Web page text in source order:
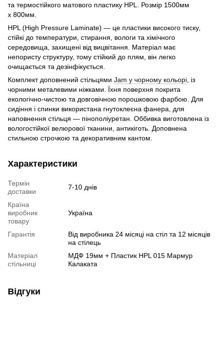
та термостійкого матового пластику HPL. Розмір 1500мм
х 800мм.
HPL (High Pressure Laminate) — це пластики високого тиску,
стійкі до температури, стирання, вологи та хімічного
середовища, захищені від вицвітання. Матеріал має
непористу структуру, тому стійкий до плям, він легко
очищається та дезінфікується.
Комплект доповнений стільцями Jam у чорному кольорі , із
чорними металевими ніжками. Їхня поверхня покрита
екологічно-чистою та довговічною порошковою фарбою. Для
сидіння і спинки використана гнутоклеєна фанера, для
наповнення стільця — пінополіуретан. Оббивка виготовлена із
вологостійкої велюрової тканини, антикіготь. Доповнена
стильною строчкою та декоративним кантом.
Характеристики
Термін
доставки
7-10 днів
Країна
виробник
товару
Україна
Гарантія
Від виробника 24 місяці на стіл та 12 місяців
на стілець
Матеріал
стільниці
МДФ 19мм + Пластик HPL 015 Мармур
Калаката
Відгуки